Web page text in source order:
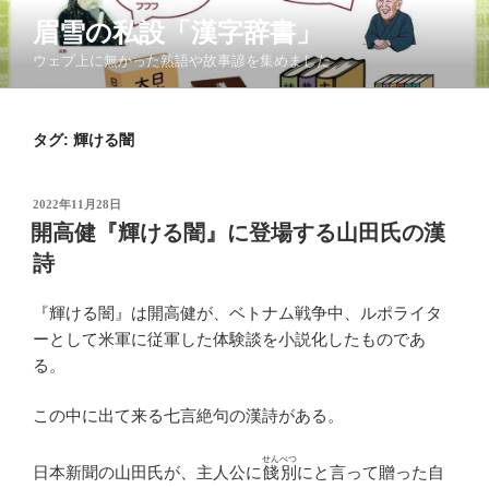
コ
ン
テ
ン
眉雪の私設「漢字辞書」
ウェブ上に無かった熟語や故事諺を集めました
タグ: 輝ける闇
投
稿
日:
2022年11月28日
開高健『輝ける闇』に登場する山田氏の漢
詩
『輝ける闇』は開高健が、ベトナム戦争中、ルポライタ
ーとして米軍に従軍した体験談を小説化したものであ
る。
この中に出て来る七言絶句の漢詩がある。
日本新聞の山田氏が、主人公に餞別
せんべつ
にと言って贈った自